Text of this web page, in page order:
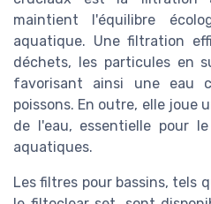
maintient l'équilibre
aquatique. Une filtration
déchets, les particules en
favorisant ainsi une eau
poissons. En outre, elle joue
de l'eau, essentielle pour
aquatiques.
Les filtres pour bassins, tels